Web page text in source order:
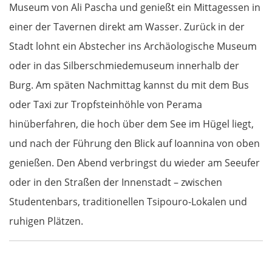
Museum von Ali Pascha und genießt ein Mittagessen in
einer der Tavernen direkt am Wasser. Zurück in der
Stadt lohnt ein Abstecher ins Archäologische Museum
oder in das Silberschmiedemuseum innerhalb der
Burg. Am späten Nachmittag kannst du mit dem Bus
oder Taxi zur Tropfsteinhöhle von Perama
hinüberfahren, die hoch über dem See im Hügel liegt,
und nach der Führung den Blick auf Ioannina von oben
genießen. Den Abend verbringst du wieder am Seeufer
oder in den Straßen der Innenstadt – zwischen
Studentenbars, traditionellen Tsipouro-Lokalen und
ruhigen Plätzen.